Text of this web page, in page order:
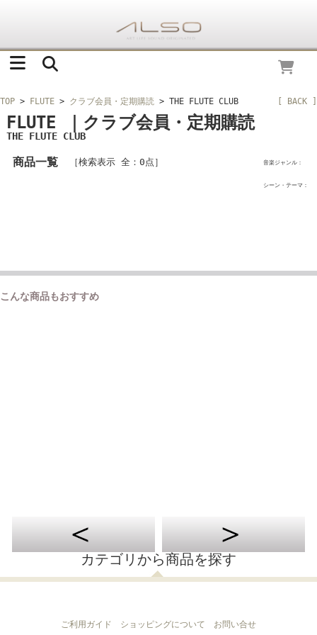
TOP > FLUTE > クラブ会員・定期購読 > THE FLUTE CLUB [ BACK ]
FLUTE ｜クラブ会員・定期購読
THE FLUTE CLUB
音楽ジャンル：
シーン・テーマ：
商品一覧 ［検索表示 全：0点］
こんな商品もおすすめ
カテゴリから商品を探す
ご利用ガイド ショッピングについて お問い合せ